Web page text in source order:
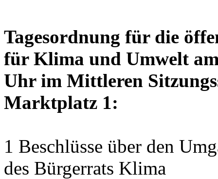
Tagesordnung für die
für Klima und Umwelt
Uhr im Mittleren
Marktplatz 1:
1 Beschlüsse über den
des Bürgerrats Klima